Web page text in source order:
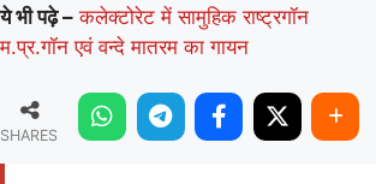
ये भी पढ़े – कलेक्टोरेट में सामुहिक राष्‍ट्रगॉन
म.प्र.गॉन एवं वन्‍दे मातरम का गायन
SHARES